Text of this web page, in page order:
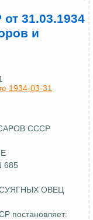
31.03.1934
и
1934-03-31
СССР
685
ОВЕЦ
постановляет: